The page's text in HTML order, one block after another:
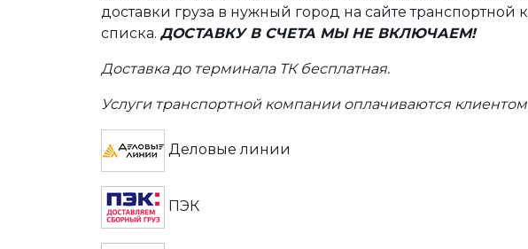
доставки груза в нужный город на сайте транспортной
списка. ДОСТАВКУ В СЧЕТА МЫ НЕ ВКЛЮЧАЕМ!
Доставка до терминала ТК бесплатная.
Услуги транспортной компании оплачиваются
Деловые линии
ПЭК